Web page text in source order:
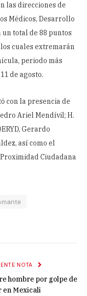
las direcciones de
Médicos, Desarrollo
un total de 88 puntos
cuales extremarán
periodo más
de agosto.
con la presencia de
Ariel Mendívil; H.
Gerardo
así como el
Ciudadana
NOTA
hombre por golpe de
en Mexicali